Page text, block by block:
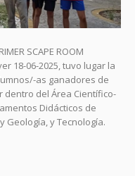
SCAPE ROOM
18-06-2025, tuvo lugar la
as ganadores de
del Área Científico-
Didácticos de
Geología, y Tecnología.